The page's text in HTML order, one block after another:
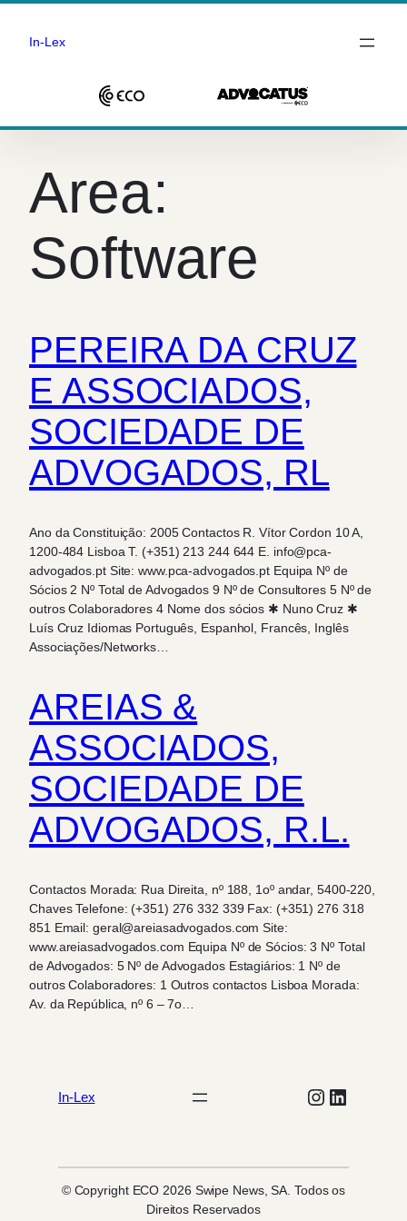
Saltar
conteúdo
In-Lex
Area:
Software
PEREIRA DA CRUZ
E ASSOCIADOS,
SOCIEDADE DE
ADVOGADOS, RL
Ano da Constituição: 2005 Contactos R. Vítor Cordon 10 A,
1200-484 Lisboa T. (+351) 213 244 644 E. info@pca-
advogados.pt Site: www.pca-advogados.pt Equipa Nº de
Sócios 2 Nº Total de Advogados 9 Nº de Consultores 5 Nº de
outros Colaboradores 4 Nome dos sócios ✱ Nuno Cruz ✱
Luís Cruz Idiomas Português, Espanhol, Francês, Inglês
Associações/Networks…
AREIAS &
ASSOCIADOS,
SOCIEDADE DE
ADVOGADOS, R.L.
Contactos Morada: Rua Direita, nº 188, 1oº andar, 5400-220,
Chaves Telefone: (+351) 276 332 339 Fax: (+351) 276 318
851 Email: geral@areiasadvogados.com Site:
www.areiasadvogados.com Equipa Nº de Sócios: 3 Nº Total
de Advogados: 5 Nº de Advogados Estagiários: 1 Nº de
outros Colaboradores: 1 Outros contactos Lisboa Morada:
Av. da República, nº 6 – 7o…
In-Lex Instagram
LinkedIn
© Copyright ECO 2026 Swipe News, SA. Todos os
Direitos Reservados